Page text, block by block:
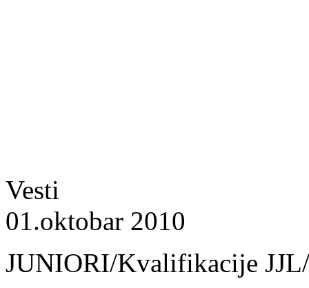
Vesti
01.oktobar 2010
JUNIORI/Kvalifikacije